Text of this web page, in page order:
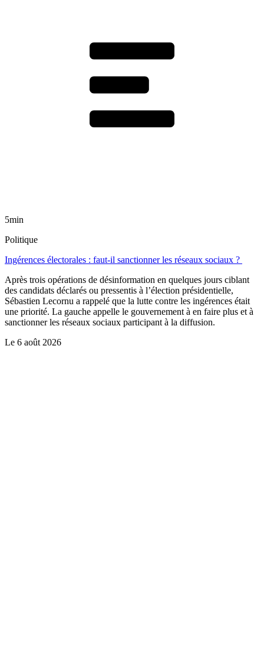
5min
Politique
Ingérences électorales : faut-il sanctionner les réseaux sociaux ?
Après trois opérations de désinformation en quelques jours ciblant
des candidats déclarés ou pressentis à l’élection présidentielle,
Sébastien Lecornu a rappelé que la lutte contre les ingérences était
une priorité. La gauche appelle le gouvernement à en faire plus et à
sanctionner les réseaux sociaux participant à la diffusion.
Le 6 août 2026